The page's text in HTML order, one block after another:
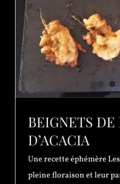
BEIGNETS DE
D’ACACIA
Une recette éphémère
pleine floraison et leur